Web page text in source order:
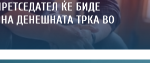
ЌЕ БИДЕ
ДЕНЕШНАТА ТРКА ВО